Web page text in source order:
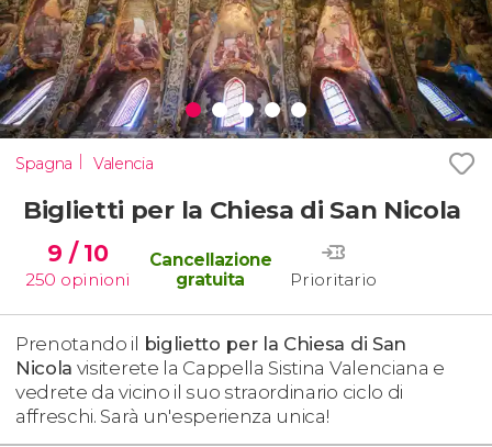
Spagna Valencia
Biglietti per la Chiesa di San Nicola
9 / 10
250 opinioni Prioritario
Cancellazione
gratuita
Prenotando il biglietto per la Chiesa di San
Nicola visiterete la Cappella Sistina Valenciana e
vedrete da vicino il suo straordinario ciclo di
affreschi. Sarà un'esperienza unica!